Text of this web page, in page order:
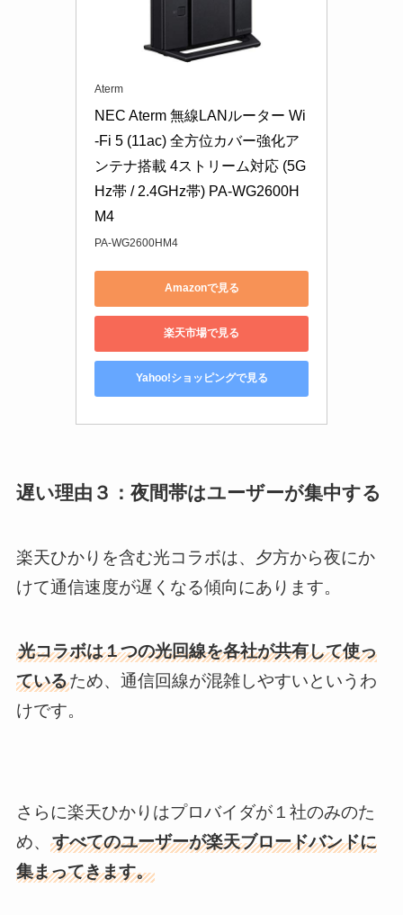
Aterm
NEC Aterm 無線LANルーター Wi
-Fi 5 (11ac) 全方位カバー強化ア
ンテナ搭載 4ストリーム対応 (5G
Hz帯 / 2.4GHz帯) PA-WG2600H
M4
PA-WG2600HM4
Amazonで見る
楽天市場で見る
Yahoo!ショッピングで見る
遅い理由３：夜間帯はユーザーが集中する
楽天ひかりを含む光コラボは、夕方から夜にか
けて通信速度が遅くなる傾向にあります。
光コラボは１つの光回線を各社が共有して使っ
ているため、通信回線が混雑しやすいというわ
けです。
さらに楽天ひかりはプロバイダが１社のみのた
め、 すべてのユーザーが楽天ブロードバンドに
集まってきます。